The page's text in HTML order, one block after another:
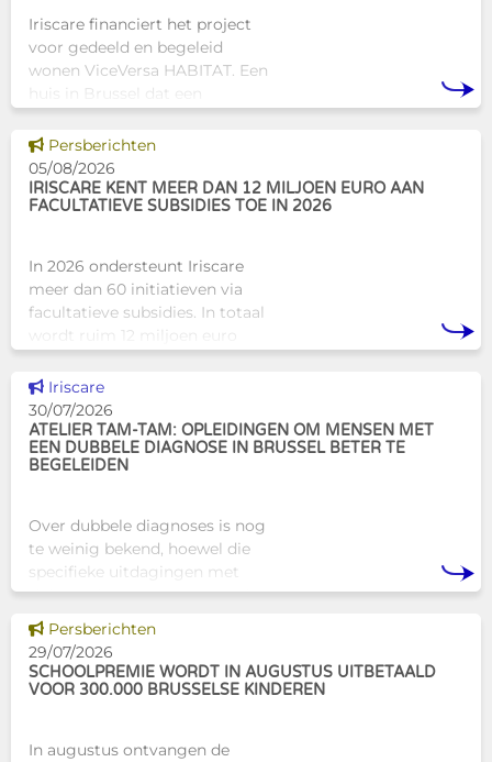
Iriscare financiert het project
voor gedeeld en begeleid
wonen ViceVersa HABITAT. Een
huis in Brussel dat een
alternatief biedt voor de
traditionele
huisvestingsstructuren v
Dit nieuws tonen
Persberichten
05/08/2026
IRISCARE KENT MEER DAN 12 MILJOEN EURO AAN
FACULTATIEVE SUBSIDIES TOE IN 2026
In 2026 ondersteunt Iriscare
meer dan 60 initiatieven via
facultatieve subsidies. In totaal
wordt ruim 12 miljoen euro
Brusselse actoren die actief
zijn op het vlak van gezondhe
Dit nieuws tonen
Iriscare
30/07/2026
ATELIER TAM-TAM: OPLEIDINGEN OM MENSEN MET
EEN DUBBELE DIAGNOSE IN BRUSSEL BETER TE
BEGELEIDEN
Over dubbele diagnoses is nog
te weinig bekend, hoewel die
specifieke uitdagingen met
zich meebrengen voor zowel
professionals als naasten. In
Brussel biedt Atelier Tam-Tam
een concrete oplossing in
Dit nieuws tonen
Persberichten
29/07/2026
SCHOOLPREMIE WORDT IN AUGUSTUS UITBETAALD
VOOR 300.000 BRUSSELSE KINDEREN
In augustus ontvangen de